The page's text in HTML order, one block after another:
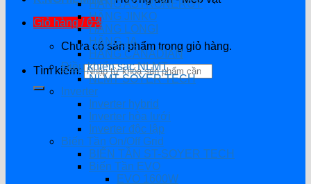
Giỏ hàng /0₫
Chưa có sản phẩm trong giỏ hàng.
Tìm kiếm:
HÃNG ASTRONERGY
HÃNG JINKO
HÃNG LONGI
HÃNG JA
HÃNG CANADIAN
Điều khiển sạc NLMT
NLMT SOYER TECH
Inverter
Inverter hybrid
Inverter hòa lưới
Inverter độc lập
Biến Tần On/Off Grid
BIẾN TẦN ST-SOYER TECH
Biến Tần EVO
EVO 1600W